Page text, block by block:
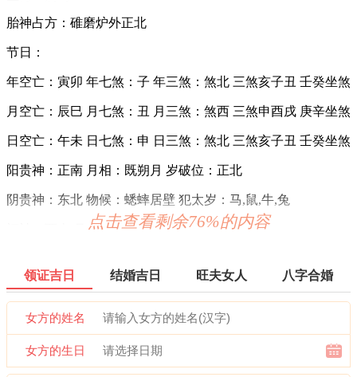
胎神占方：碓磨炉外正北
节日：
年空亡：寅卯 年七煞：子 年三煞：煞北 三煞亥子丑 壬癸坐煞
月空亡：辰巳 月七煞：丑 月三煞：煞西 三煞申酉戌 庚辛坐煞
日空亡：午未 日七煞：申 日三煞：煞北 三煞亥子丑 壬癸坐煞
阳贵神：正南 月相：既朔月 岁破位：正北
阴贵神：东北 物候：蟋蟀居壁 犯太岁：马,鼠,牛,兔
福神：西南 月支：未土 年太岁：文哲
吉，下午凶。先到者胜，意为此日做任何事都要迅速，赶早不
赶晚。
六曜，又称孔明六曜星、小六壬，是中国传统历法中的一种注
文。后来传至日本，并于当地流行，而在中国影响日渐式微。
财神：正东 月名：季夏 太岁位：正南
点击查看剩余76%的内容
领证吉日 结婚吉日 旺夫女人 八字合婚
女方的姓名
女方的生日